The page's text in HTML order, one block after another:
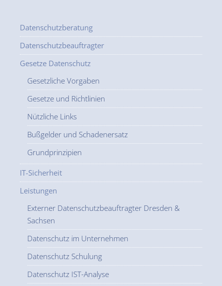
Datenschutzberatung
Datenschutzbeauftragter
Gesetze Datenschutz
Gesetzliche Vorgaben
Gesetze und Richtlinien
Nützliche Links
Bußgelder und Schadenersatz
Grundprinzipien
IT-Sicherheit
Leistungen
Externer Datenschutzbeauftragter Dresden &
Sachsen
Datenschutz im Unternehmen
Datenschutz Schulung
Datenschutz IST-Analyse